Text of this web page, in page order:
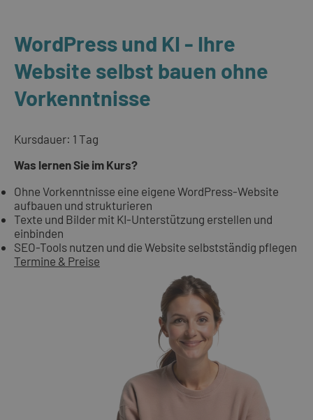
WordPress und KI - Ihre
Website selbst bauen ohne
Vorkenntnisse
Kursdauer: 1 Tag
Was lernen Sie im Kurs?
Ohne Vorkenntnisse eine eigene WordPress-Website
aufbauen und strukturieren
Texte und Bilder mit KI-Unterstützung erstellen und
einbinden
SEO-Tools nutzen und die Website selbstständig pflegen
Termine & Preise